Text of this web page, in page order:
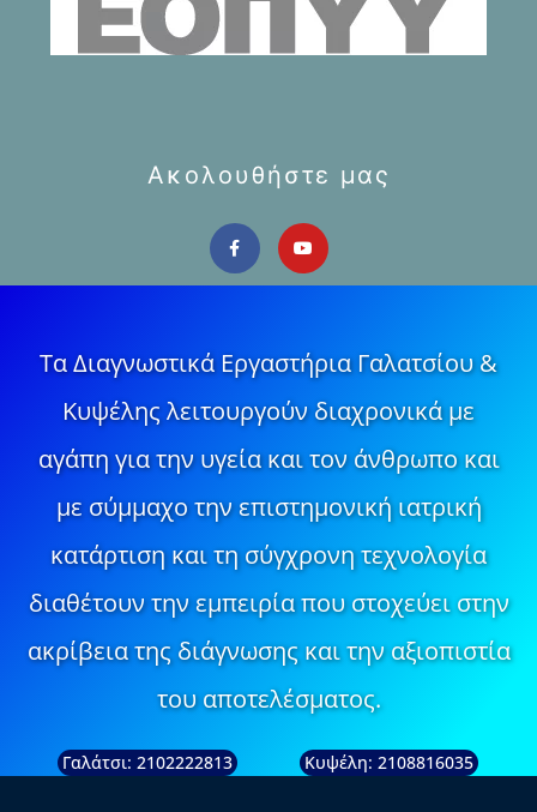
Ακολουθήστε μας
Τα Διαγνωστικά Εργαστήρια Γαλατσίου &
Κυψέλης λειτουργούν διαχρονικά με
αγάπη για την υγεία και τον άνθρωπο και
με σύμμαχο την επιστημονική ιατρική
κατάρτιση και τη σύγχρονη τεχνολογία
διαθέτουν την εμπειρία που στοχεύει στην
ακρίβεια της διάγνωσης και την αξιοπιστία
του αποτελέσματος.
Γαλάτσι: 2102222813 Κυψέλη: 2108816035